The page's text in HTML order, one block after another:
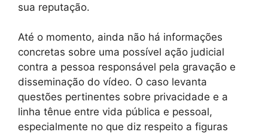
sua reputação.
Até o momento, ainda não há informações
concretas sobre uma possível ação judicial
contra a pessoa responsável pela gravação e
disseminação do vídeo. O caso levanta
questões pertinentes sobre privacidade e a
linha tênue entre vida pública e pessoal,
especialmente no que diz respeito a figuras